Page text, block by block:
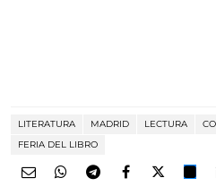
LITERATURA MADRID LECTURA
FERIA DEL LIBRO